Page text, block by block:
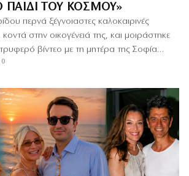
ΠΑΙΔΊ ΤΟΥ ΚΌΣΜΟΥ»
περνά ξέγνοιαστες καλοκαιρινές
στην οικογένειά της, και μοιράστηκε
βίντεο με τη μητέρα της Σοφία